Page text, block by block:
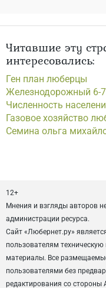
Читавшие эту
интересовались:
Ген план люберцы
Железнодорожный 6-7
Численность
Газовое хозяйство
Семина ольга
12+
Мнения и взгляды авторов
администрации ресурса.
Сайт «Любернет.ру»
пользователям
материалы. Все
пользователями без
редактирования со стороны